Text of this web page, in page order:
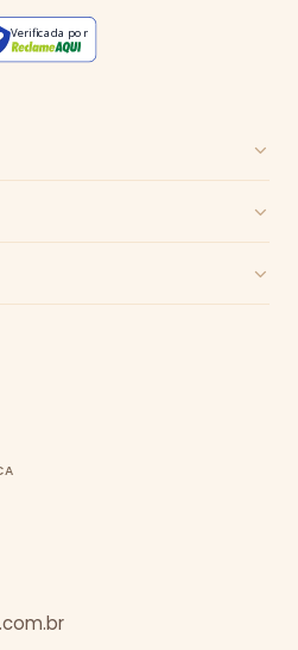
Verificada por